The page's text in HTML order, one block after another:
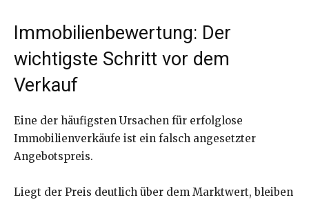
Immobilienbewertung: Der
wichtigste Schritt vor dem
Verkauf
Eine der häufigsten Ursachen für erfolglose
Immobilienverkäufe ist ein falsch angesetzter
Angebotspreis.
Liegt der Preis deutlich über dem Marktwert, bleiben